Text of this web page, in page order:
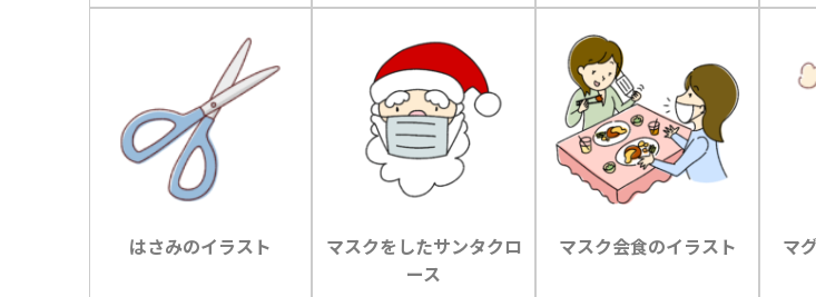
はさみのイラスト
マスクをしたサンタクロ
ース
マスク会食のイラスト マ